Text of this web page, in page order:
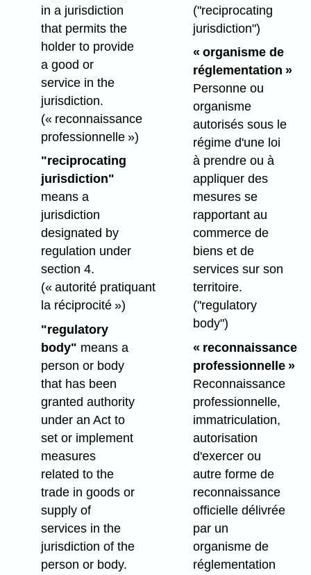
in a jurisdiction
that permits the
holder to provide
a good or
service in the
jurisdiction.
(« reconnaissance
professionnelle »)
"reciprocating
jurisdiction"
means a
jurisdiction
designated by
regulation under
section 4.
(« autorité pratiquant
la réciprocité »)
"regulatory
body" means a
person or body
that has been
granted authority
under an Act to
set or implement
measures
related to the
trade in goods or
supply of
services in the
jurisdiction of the
person or body.
("reciprocating
jurisdiction")
« organisme de
réglementation »
Personne ou
organisme
autorisés sous le
régime d'une loi
à prendre ou à
appliquer des
mesures se
rapportant au
commerce de
biens et de
services sur son
territoire.
("regulatory
body")
« reconnaissance
professionnelle »
Reconnaissance
professionnelle,
immatriculation,
autorisation
d'exercer ou
autre forme de
reconnaissance
officielle délivrée
par un
organisme de
réglementation